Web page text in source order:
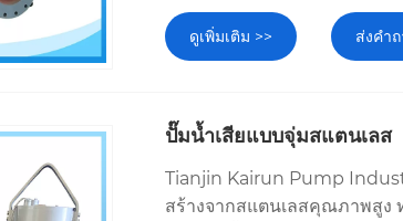
ดูเพิ่มเติม >> ส่งคำ
ปั๊มน้ำเสียแบบจุ่มสแตนเลส
Tianjin Kairun Pump
สร้างจากสแตนเลสคุณภาพสูง